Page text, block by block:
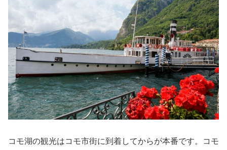
コモ湖の観光はコモ市街に到着してからが本番です。コモ